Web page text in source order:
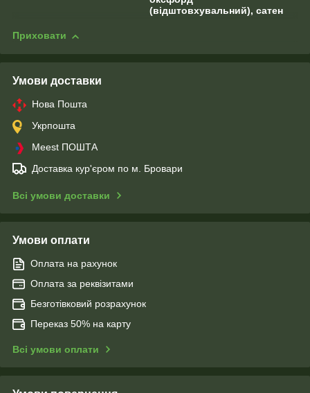
(відштовхувальний), сатен
Приховати
Умови доставки
Нова Пошта
Укрпошта
Meest ПОШТА
Доставка кур'єром по м. Бровари
Всі умови доставки
Умови оплати
Оплата на рахунок
Оплата за реквізитами
Безготівковий розрахунок
Переказ 50% на карту
Всі умови оплати